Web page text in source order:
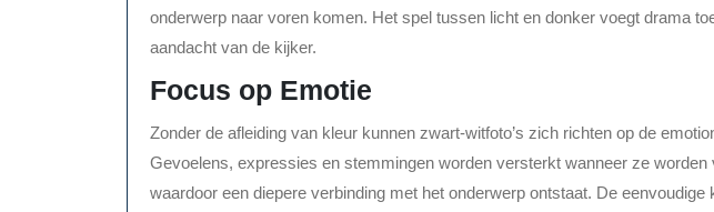
onderwerp naar voren komen. Het spel tussen licht en donker voegt drama
aandacht van de kijker.
Focus op Emotie
Zonder de afleiding van kleur kunnen zwart-witfoto’s zich richten op de
Gevoelens, expressies en stemmingen worden versterkt wanneer ze worden
waardoor een diepere verbinding met het onderwerp ontstaat. De eenvoudige